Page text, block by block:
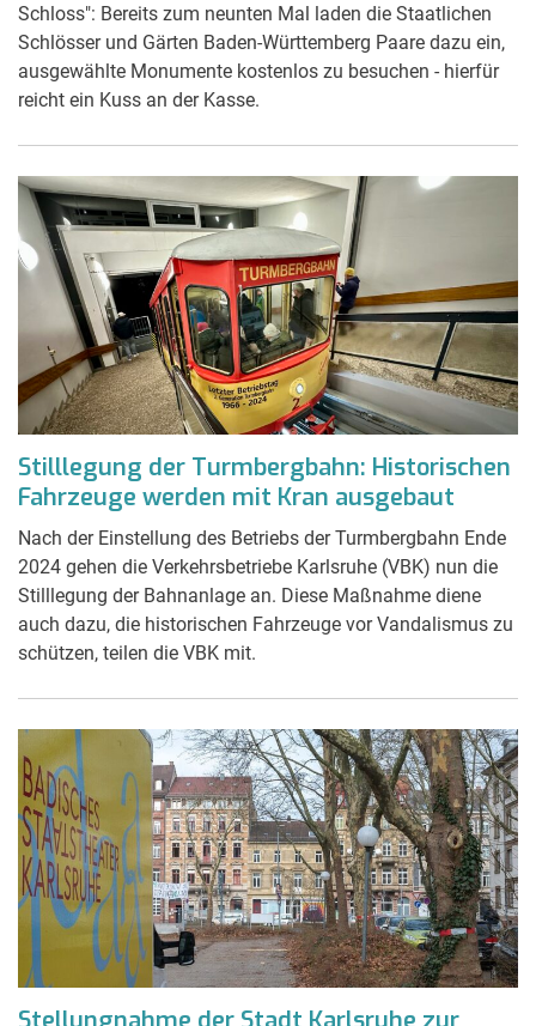
Schloss": Bereits zum neunten Mal laden die Staatlichen
Schlösser und Gärten Baden-Württemberg Paare dazu ein,
ausgewählte Monumente kostenlos zu besuchen - hierfür
reicht ein Kuss an der Kasse.
Stilllegung der Turmbergbahn: Historischen
Fahrzeuge werden mit Kran ausgebaut
Nach der Einstellung des Betriebs der Turmbergbahn Ende
2024 gehen die Verkehrsbetriebe Karlsruhe (VBK) nun die
Stilllegung der Bahnanlage an. Diese Maßnahme diene
auch dazu, die historischen Fahrzeuge vor Vandalismus zu
schützen, teilen die VBK mit.